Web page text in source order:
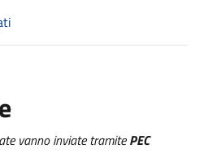
vanno inviatetramitePEC